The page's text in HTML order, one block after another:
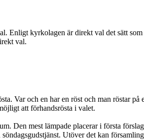
Enligt kyrkolagen är direkt val det sätt
val.
Var och en har en röst och man röstar
att förhandsrösta i valet.
Den mest lämpade placerar i första
Utöver det kan